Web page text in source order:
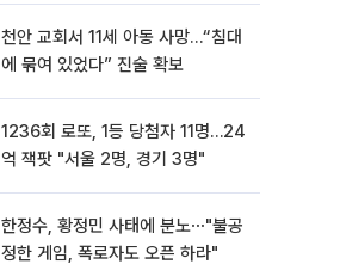
천안 교회서 11세 아동 사망…“침대
에 묶여 있었다” 진술 확보
1236회 로또, 1등 당첨자 11명…24
억 잭팟 "서울 2명, 경기 3명"
한정수, 황정민 사태에 분노⋯"불공
정한 게임, 폭로자도 오픈 하라"